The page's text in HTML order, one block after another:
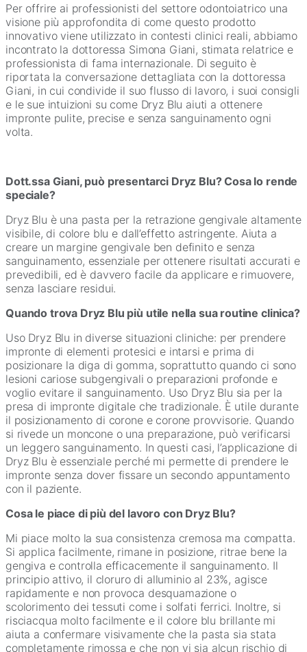
Per offrire ai professionisti del settore odontoiatrico una
visione più approfondita di come questo prodotto
innovativo viene utilizzato in contesti clinici reali, abbiamo
incontrato la dottoressa Simona Giani, stimata relatrice e
professionista di fama internazionale. Di seguito è
riportata la conversazione dettagliata con la dottoressa
Giani, in cui condivide il suo flusso di lavoro, i suoi consigli
e le sue intuizioni su come Dryz Blu aiuti a ottenere
impronte pulite, precise e senza sanguinamento ogni
volta.
Dott.ssa Giani, può presentarci Dryz Blu? Cosa lo rende
speciale?
Dryz Blu è una pasta per la retrazione gengivale altamente
visibile, di colore blu e dall’effetto astringente. Aiuta a
creare un margine gengivale ben definito e senza
sanguinamento, essenziale per ottenere risultati accurati e
prevedibili, ed è davvero facile da applicare e rimuovere,
senza lasciare residui.
Quando trova Dryz Blu più utile nella sua routine clinica?
Uso Dryz Blu in diverse situazioni cliniche: per prendere
impronte di elementi protesici e intarsi e prima di
posizionare la diga di gomma, soprattutto quando ci sono
lesioni cariose subgengivali o preparazioni profonde e
voglio evitare il sanguinamento. Uso Dryz Blu sia per la
presa di impronte digitale che tradizionale. È utile durante
il posizionamento di corone e corone provvisorie. Quando
si rivede un moncone o una preparazione, può verificarsi
un leggero sanguinamento. In questi casi, l’applicazione di
Dryz Blu è essenziale perché mi permette di prendere le
impronte senza dover fissare un secondo appuntamento
con il paziente.
Cosa le piace di più del lavoro con Dryz Blu?
Mi piace molto la sua consistenza cremosa ma compatta.
Si applica facilmente, rimane in posizione, ritrae bene la
gengiva e controlla efficacemente il sanguinamento. Il
principio attivo, il cloruro di alluminio al 23%, agisce
rapidamente e non provoca desquamazione o
scolorimento dei tessuti come i solfati ferrici. Inoltre, si
risciacqua molto facilmente e il colore blu brillante mi
aiuta a confermare visivamente che la pasta sia stata
completamente rimossa e che non vi sia alcun rischio di